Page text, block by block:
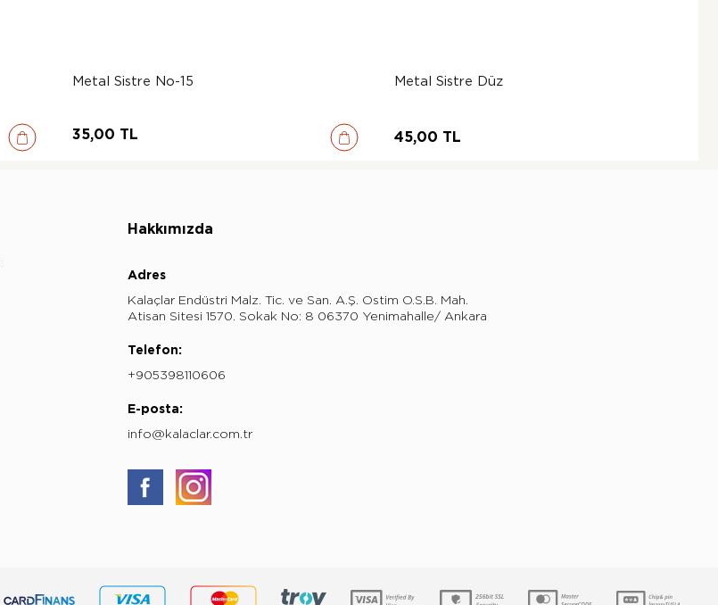
Metal Sistre No-15
35,00 TL
Metal Sistre Düz
45,00 TL
Hakkımızda
Adres
Kalaçlar Endüstri Malz. Tic. ve San. A.Ş. Ostim O.S.B. Mah.
Atisan Sitesi 1570. Sokak No: 8 06370 Yenimahalle/ Ankara
Telefon:
+905398110606
E-posta:
info@kalaclar.com.tr